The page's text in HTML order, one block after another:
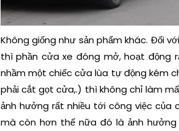
Không giống như sản phẩm khác. Đối
thì phần cửa xe đóng mở, hoạt động
nhầm một chiếc cửa lùa tự động kém
phải cắt gọt cửa,.) thì không chỉ làm
ảnh hưởng rất nhiều tới công việc
mà còn hơn thế nữa đó là ảnh